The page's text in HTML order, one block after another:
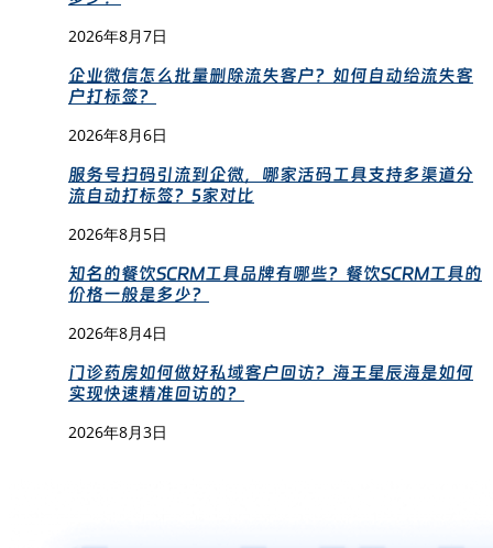
2026年8月7日
企业微信怎么批量删除流失客户？如何自动给流失客
户打标签？
2026年8月6日
服务号扫码引流到企微，哪家活码工具支持多渠道分
流自动打标签？5家对比
2026年8月5日
知名的餐饮SCRM工具品牌有哪些？餐饮SCRM工具的
价格一般是多少？
2026年8月4日
门诊药房如何做好私域客户回访？海王星辰海是如何
实现快速精准回访的？
2026年8月3日